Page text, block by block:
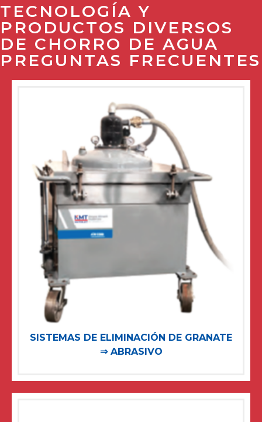
TECNOLOGÍA Y
PRODUCTOS DIVERSOS
DE CHORRO DE AGUA
PREGUNTAS FRECUENTES
SISTEMAS DE ELIMINACIÓN DE GRANATE
⇒ ABRASIVO